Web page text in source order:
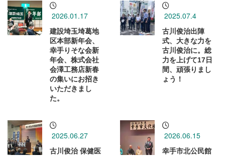
2026.01.17
建設埼玉埼葛地
区本部新年会、
幸手りそな会新
年会、株式会社
会澤工務店新春
の集いにお招き
いただきまし
た。
2025.07.4
古川俊治出陣
式、大きな力を
古川俊治に。総
力を上げて17日
間、頑張りまし
ょう！
2025.06.27
古川俊治 保健医
2026.06.15
幸手市北公民館